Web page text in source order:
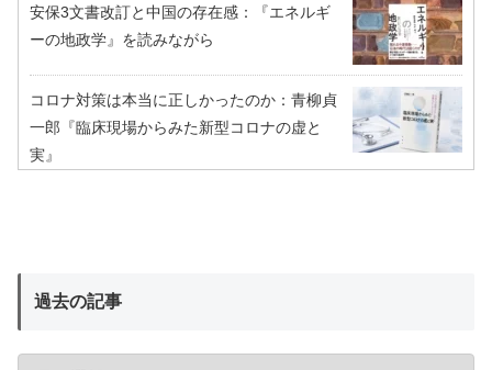
安保3文書改訂と中国の存在感：『エネルギ
ーの地政学』を読みながら
コロナ対策は本当に正しかったのか：青柳貞
一郎『臨床現場からみた新型コロナの虚と
実』
過去の記事